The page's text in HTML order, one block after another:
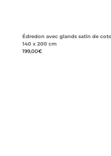
Édredon avec glands satin de
140 x 200 cm
199,00€